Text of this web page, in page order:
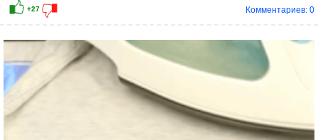
Комментариев: 0